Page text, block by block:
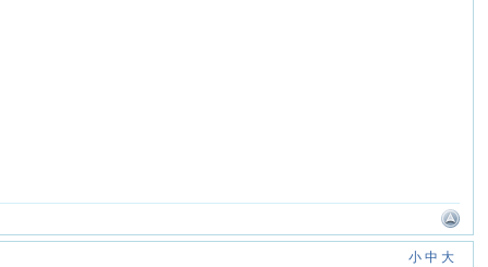
小 中 大